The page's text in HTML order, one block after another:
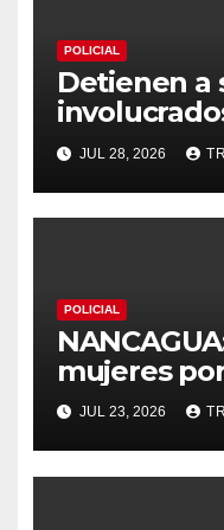
POLICIAL
Detienen a
servicentro
JUL 28, 2026
POLICIAL
mujeres
drogas
JUL 23, 2026